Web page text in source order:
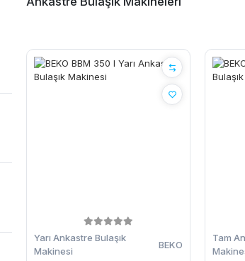
Yarı Ankastre Bulaşık
Makinesi
BEKO
Tam